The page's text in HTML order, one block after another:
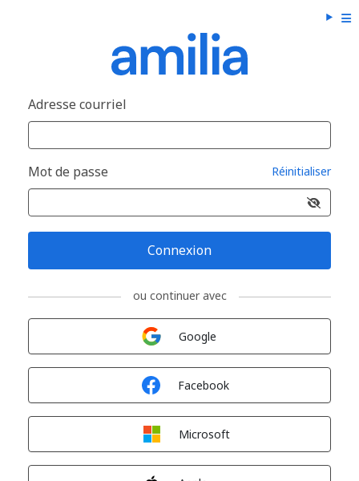
Adresse courriel
Mot de passe Réinitialiser
Connexion
ou continuer avec
Google
Facebook
Microsoft